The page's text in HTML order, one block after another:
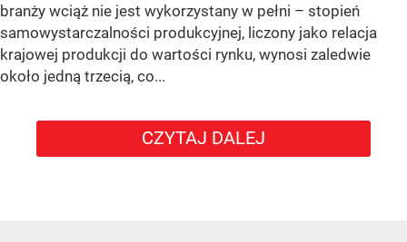
branży wciąż nie jest wykorzystany w pełni – stopień
samowystarczalności produkcyjnej, liczony jako relacja
krajowej produkcji do wartości rynku, wynosi zaledwie
około jedną trzecią, co...
CZYTAJ DALEJ